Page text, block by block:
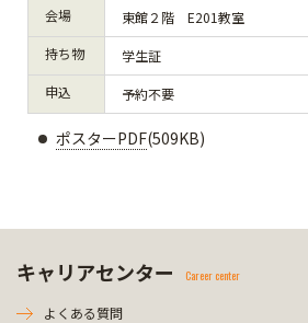
会場
東館２階 E201教室
持ち物
学生証
申込
予約不要
ポスターPDF(509KB)
キャリアセンター Career center
よくある質問